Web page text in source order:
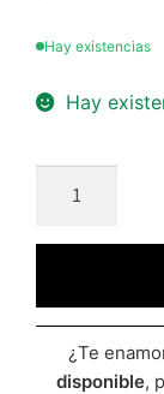
Hay existencias
Hay
¿Te
disponible,